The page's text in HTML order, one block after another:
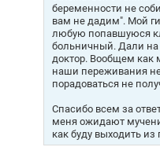
беременности не
вам не дадим". Мой
любую попавшуюся
больничный. Дали на
доктор. Вообщем как
наши переживания
порадоваться не
Спасибо всем за
меня ожидают
как буду выходить